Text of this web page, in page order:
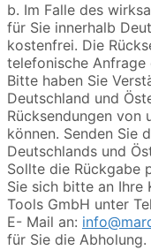
b. Im Falle des
für Sie innerhalb
kostenfrei. Die
telefonische Anfrage
Bitte haben Sie
Deutschland und
Rücksendungen von
können. Senden Sie
Deutschlands und
Sollte die Rückgabe
Sie sich bitte an Ihre
Tools GmbH unter
E- Mail an:
für Sie die Abholung.